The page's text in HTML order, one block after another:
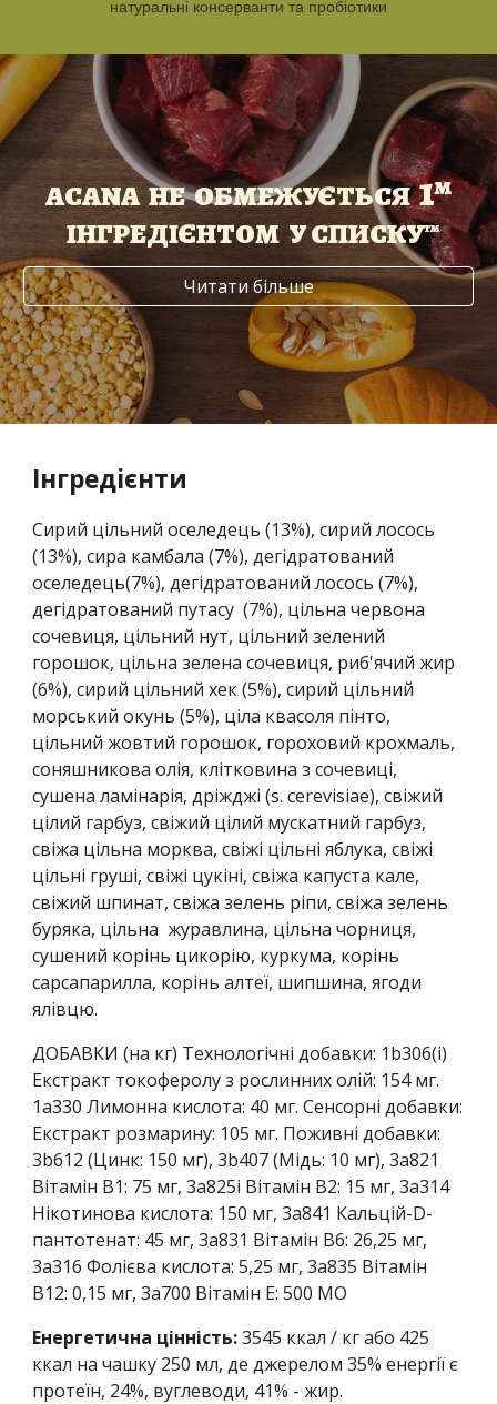
натуральні консерванти та пробіотики
ACANA НЕ ОБМЕЖУЄТЬСЯ1м
ІНГРЕДІЄНТОМ У СПИСКУ™
Читати більше
Інгредієнти
Сирий цільний оселедець (13%), сирий лосось
(13%), сира камбала (7%), дегідратований
оселедець(7%), дегідратований лосось (7%),
дегідратований путасу (7%), цільна червона
сочевиця, цільний нут, цільний зелений
горошок, цільна зелена сочевиця, риб'ячий жир
(6%), сирий цільний хек (5%), сирий цільний
морський окунь (5%), ціла квасоля пінто,
цільний жовтий горошок, гороховий крохмаль,
соняшникова олія, клітковина з сочевиці,
сушена ламінарія, дріжджі (s. cerevisiae), свіжий
цілий гарбуз, свіжий цілий мускатний гарбуз,
свіжа цільна морква, свіжі цільні яблука, свіжі
цільні груші, свіжі цукіні, свіжа капуста кале,
свіжий шпинат, свіжа зелень ріпи, свіжа зелень
буряка, цільна журавлина, цільна чорниця,
сушений корінь цикорію, куркума, корінь
сарсапарилла, корінь алтеї, шипшина, ягоди
ялівцю.
ДОБАВКИ (на кг) Технологічні добавки: 1b306(i)
Екстракт токоферолу з рослинних олій: 154 мг.
1a330 Лимонна кислота: 40 мг. Сенсорні добавки:
Екстракт розмарину: 105 мг. Поживні добавки:
3b612 (Цинк: 150 мг), 3b407 (Мідь: 10 мг), 3a821
Вітамін B1: 75 мг, 3a825i Вітамін B2: 15 мг, 3a314
Нікотинова кислота: 150 мг, 3a841 Кальцій-D-
пантотенат: 45 мг, 3a831 Вітамін B6: 26,25 мг,
3a316 Фолієва кислота: 5,25 мг, 3a835 Вітамін
B12: 0,15 мг, 3a700 Вітамін E: 500 МО
Енергетична цінність: 3545 ккал / кг або 425
ккал на чашку 250 мл, де джерелом 35% енергії є
протеїн, 24%, вуглеводи, 41% - жир.